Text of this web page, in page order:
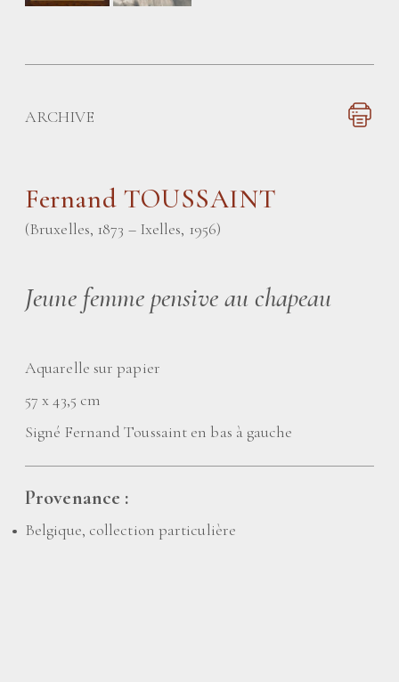
ARCHIVE
Fernand TOUSSAINT
(Bruxelles, 1873 – Ixelles, 1956)
Jeune femme pensive au chapeau
Aquarelle sur papier
57 x 43,5 cm
Signé Fernand Toussaint en bas à gauche
Provenance :
Belgique, collection particulière